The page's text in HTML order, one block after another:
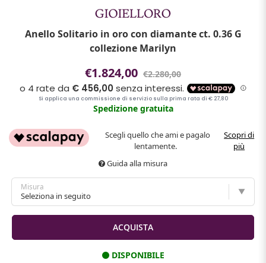
Anello Solitario in oro con diamante ct. 0.36 G
collezione Marilyn
€1.824,00 €2.280,00
Spedizione gratuita
Scegli quello che ami e pagalo
lentamente.
Scopri di
più
Guida alla misura
Misura
DISPONIBILE